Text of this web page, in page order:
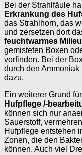
Bei der Strahlfäule
Erkrankung des
das Strahlhorn, das
und zersetzen dort
feuchtwarmes Milieu
gemisteten Boxen
vorfinden. Bei der
durch den
dazu.
Ein weiterer Grund
Hufpflege /-
können sich nur
Sauerstoff,
Hufpflege entstehen
Zonen, die den
können. Auch viel